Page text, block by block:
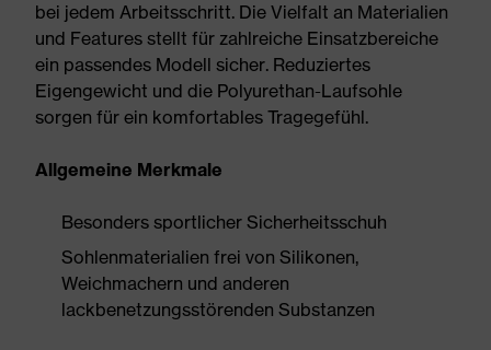
bei jedem Arbeitsschritt. Die Vielfalt an Materialien
und Features stellt für zahlreiche Einsatzbereiche
ein passendes Modell sicher. Reduziertes
Eigengewicht und die Polyurethan-Laufsohle
sorgen für ein komfortables Tragegefühl.
Allgemeine Merkmale
Besonders sportlicher Sicherheitsschuh
Sohlenmaterialien frei von Silikonen,
Weichmachern und anderen
lackbenetzungsstörenden Substanzen